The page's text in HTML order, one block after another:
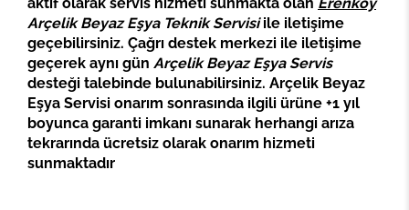
Arçelik Beyaz Eşya Teknik Servisiile iletişime
geçebilirsiniz. Çağrı destek merkezi ile iletişime
geçerek aynı gün Arçelik Beyaz Eşya Servis
desteği talebinde bulunabilirsiniz. Arçelik Beyaz
Eşya Servisi onarım sonrasında ilgili ürüne +1 yıl
boyunca garanti imkanı sunarak herhangi arıza
tekrarında ücretsiz olarak onarım hizmeti
sunmaktadır